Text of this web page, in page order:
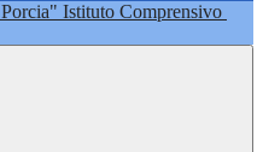
Istituto Comprensivo